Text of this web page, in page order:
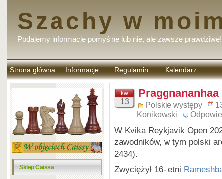
Szachy w
Podajemy informacje pomyślne lub nie, ale zawsze prawdziwe!
Strona główna Informacje Regulamin
komentarzy
Kalendarz
Sklep Caissa
kw.
13 Polskie występy
Konikowski
W Kvika Reykjavik Open
zawodników, w tym polski
2434).
Zwyciężył 16-letni